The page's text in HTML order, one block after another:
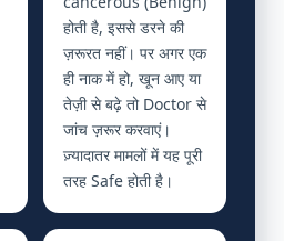
होती है, इससे डरने की
ज़रूरत नहीं। पर अगर एक
ही नाक में हो, खून आए या
तेज़ी से बढ़े तो Doctor से
जांच ज़रूर करवाएं।
ज़्यादातर मामलों में यह पूरी
तरह Safe होती है।